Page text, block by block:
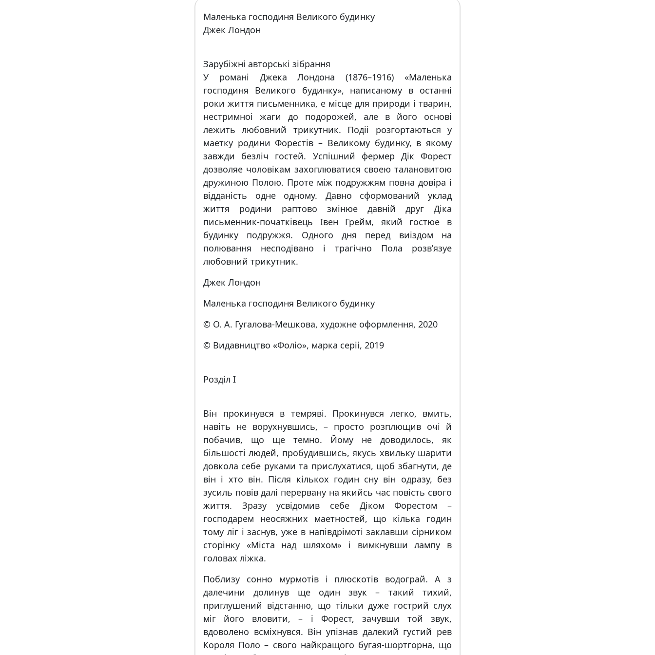
Маленька господиня Великого будинку
Джек Лондон
Зарубiжнi авторськi зiбрання
У романi Джека Лондона (1876–1916) «Маленька
господиня Великого будинку», написаному в останнi
роки життя письменника, е мiсце для природи i тварин,
нестримноi жаги до подорожей, але в його основi
лежить любовний трикутник. Подii розгортаються у
маетку родини Форестiв – Великому будинку, в якому
завжди безлiч гостей. Успiшний фермер Дiк Форест
дозволяе чоловiкам захоплюватися своею талановитою
дружиною Полою. Проте мiж подружжям повна довiра i
вiдданiсть одне одному. Давно сформований уклад
життя родини раптово змiнюе давнiй друг Дiка
письменник-початкiвець Івен Грейм, який гостюе в
будинку подружжя. Одного дня перед виiздом на
полювання несподiвано i трагiчно Пола розв’язуе
любовний трикутник.
Джек Лондон
Маленька господиня Великого будинку
© О. А. Гугалова-Мешкова, художне оформлення, 2020
© Видавництво «Фолiо», марка серii, 2019
Роздiл І
Вiн прокинувся в темрявi. Прокинувся легко, вмить,
навiть не ворухнувшись, – просто розплющив очi й
побачив, що ще темно. Йому не доводилось, як
бiльшостi людей, пробудившись, якусь хвильку шарити
довкола себе руками та прислухатися, щоб збагнути, де
вiн i хто вiн. Пiсля кiлькох годин сну вiн одразу, без
зусиль повiв далi перервану на якийсь час повiсть свого
життя. Зразу усвiдомив себе Дiком Форестом –
господарем неосяжних маетностей, що кiлька годин
тому лiг i заснув, уже в напiвдрiмотi заклавши сiрником
сторiнку «Мiста над шляхом» i вимкнувши лампу в
головах лiжка.
Поблизу сонно мурмотiв i плюскотiв водограй. А з
далечини долинув ще один звук – такий тихий,
приглушений вiдстанню, що тiльки дуже гострий слух
мiг його вловити, – i Форест, зачувши той звук,
вдоволено всмiхнувся. Вiн упiзнав далекий густий рев
Короля Поло – свого найкращого бугая-шортгорна, що